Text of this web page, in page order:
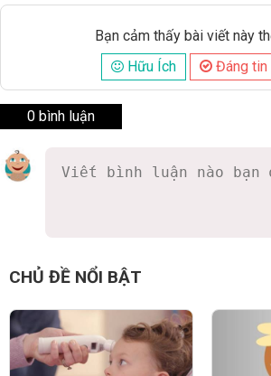
Bạn cảm thấy bài viết này
Hữu Ích
Đáng tin
0 bình luận
CHỦ ĐỀ NỔI BẬT